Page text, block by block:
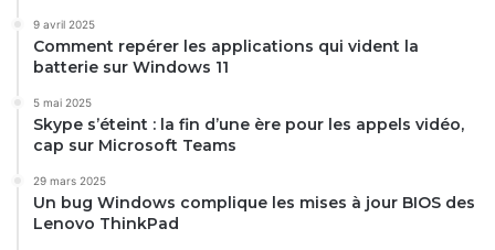
BATTERIE
Autonomie Annoncée 1,25 heures
Temps de charge 240 Minutes
CAPTEURS
Capteur de poussière intelligent Oui
9 avril 2025
Comment repérer les applications qui vident la
batterie sur Windows 11
5 mai 2025
Skype s’éteint : la fin d’une ère pour les appels vidéo,
cap sur Microsoft Teams
29 mars 2025
Un bug Windows complique les mises à jour BIOS des
Lenovo ThinkPad